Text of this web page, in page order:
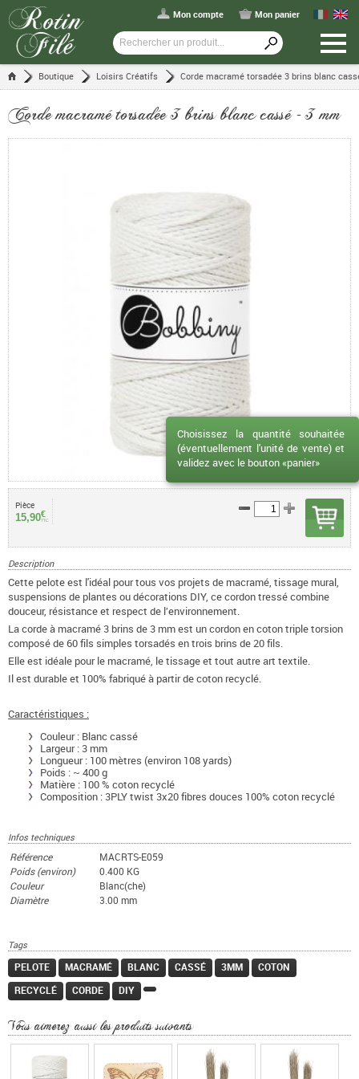
Mon compte Mon panier
Boutique Loisirs Créatifs Corde macramé torsadée 3 brins blanc
Corde macramé torsadée 3 brins blanc cassé - 3 mm
Pièce
15,90€
TTC
Description
Cette pelote est l'idéal pour tous vos projets de macramé, tissage mural,
suspensions de plantes ou décorations DIY, ce cordon tressé combine
douceur, résistance et respect de l’environnement.
La corde à macramé 3 brins de 3 mm est un cordon en coton triple torsion
composé de 60 fils simples torsadés en trois brins de 20 fils.
Elle est idéale pour le macramé, le tissage et tout autre art textile.
Il est durable et 100% fabriqué à partir de coton recyclé.
Caractéristiques :
Couleur : Blanc cassé
Largeur : 3 mm
Longueur : 100 mètres (environ 108 yards)
Poids : ~ 400 g
Matière : 100 % coton recyclé
Composition : 3PLY twist 3x20 fibres douces 100% coton recyclé
Infos techniques
Référence
MACRTS-E059
Poids (environ)
0.400 KG
Couleur
Blanc(che)
Diamètre
3.00 mm
Tags
PELOTE MACRAMÉ BLANC CASSÉ 3MM
COTON
RECYCLÉ
CORDE DIY
Vous aimerez aussi les produits suivants
Choisissez la quantité souhaitée
(éventuellement l'unité de vente) et
validez avec le bouton «panier»